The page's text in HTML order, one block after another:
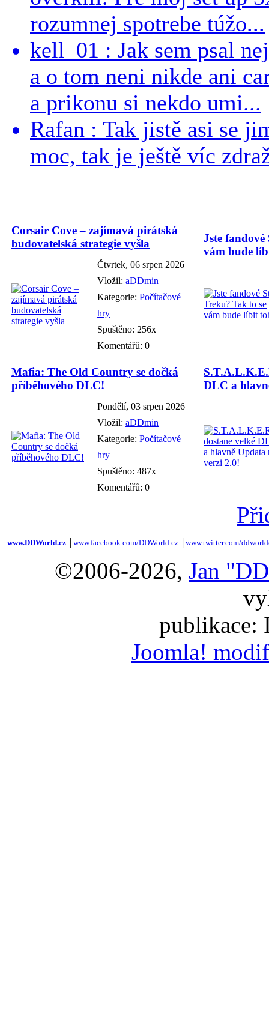
rozumnej spotrebe túžo...
kell_01 : Jak sem psal
a o tom neni nikde ani
a prikonu si nekdo umi...
Rafan : Tak jistě asi se
moc, tak je ještě víc
Corsair Cove – zajímavá pirátská
budovatelská strategie vyšla
Čtvrtek, 06 srpen 2026
Vložil: aDDmin
Kategorie: Počítačové
hry
Spuštěno: 256x
Komentářů: 0
Jste
vám bude
Mafia: The Old Country se dočká
příběhového DLC!
Pondělí, 03 srpen 2026
Vložil: aDDmin
Kategorie: Počítačové
hry
Spuštěno: 487x
Komentářů: 0
DLC a
www.DDWorld.cz www.facebook.com/DDWorld.cz www.twitter.com/
©2006-2026, Jan
publikace:
Joomla!